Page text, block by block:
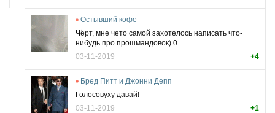
Остывший кофе
Чёрт, мне чето самой захотелось написать что-
нибудь про прошмандовок) 0
+4
03-11-2019
Бред Питт и Джонни Депп
Голосовуху давай!
+1
03-11-2019